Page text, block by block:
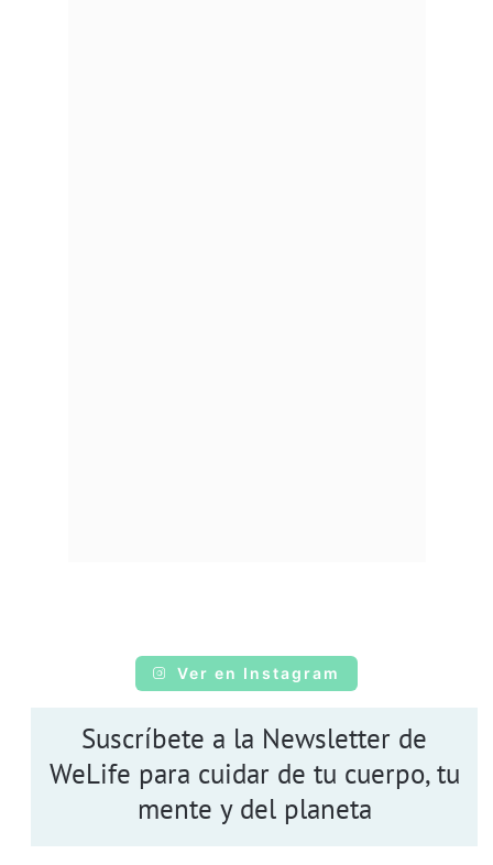
Ver en Instagram
Suscríbete a la Newsletter de
WeLife para cuidar de tu cuerpo, tu
mente y del planeta